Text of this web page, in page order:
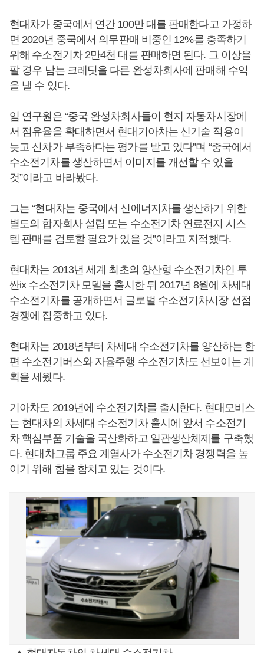
현대차가 중국에서 연간 100만 대를 판매한다고 가정하
면 2020년 중국에서 의무판매 비중인 12%를 충족하기
위해 수소전기차 2만4천 대를 판매하면 된다. 그 이상을
팔 경우 남는 크레딧을 다른 완성차회사에 판매해 수익
을 낼 수 있다.
임 연구원은 “중국 완성차회사들이 현지 자동차시장에
서 점유율을 확대하면서 현대기아차는 신기술 적용이
늦고 신차가 부족하다는 평가를 받고 있다”며 “중국에서
수소전기차를 생산하면서 이미지를 개선할 수 있을
것”이라고 바라봤다.
그는 “현대차는 중국에서 신에너지차를 생산하기 위한
별도의 합자회사 설립 또는 수소전기차 연료전지 시스
템 판매를 검토할 필요가 있을 것”이라고 지적했다.
현대차는 2013년 세계 최초의 양산형 수소전기차인 투
싼ix 수소전기차 모델을 출시한 뒤 2017년 8월에 차세대
수소전기차를 공개하면서 글로벌 수소전기차시장 선점
경쟁에 집중하고 있다.
현대차는 2018년부터 차세대 수소전기차를 양산하는 한
편 수소전기버스와 자율주행 수소전기차도 선보이는 계
획을 세웠다.
기아차도 2019년에 수소전기차를 출시한다. 현대모비스
는 현대차의 차세대 수소전기차 출시에 앞서 수소전기
차 핵심부품 기술을 국산화하고 일관생산체제를 구축했
다. 현대차그룹 주요 계열사가 수소전기차 경쟁력을 높
이기 위해 힘을 합치고 있는 것이다.